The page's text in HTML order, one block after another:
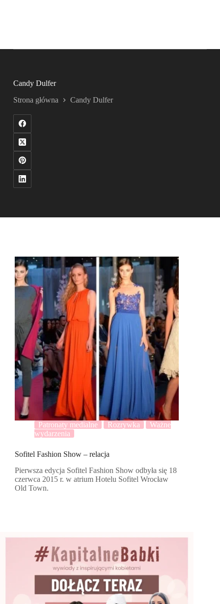
Candy Dulfer
Strona główna Candy Dulfer
Patronaty medialne Rozrywka
Ważne
wydarzenia
Sofitel Fashion Show – relacja
Pierwsza edycja Sofitel Fashion Show odbyła się 18
czerwca 2015 r. w atrium Hotelu Sofitel Wrocław
Old Town.